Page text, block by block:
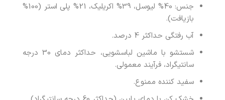
جنس: 40% لیوسل، 39% اکریلیک، 21% پلی استر (100%
بازیافت).
آب رفتگی حداکثر 4 درصد.
شستشو با ماشین لباسشویی، حداکثر دمای 30 درجه
سانتیگراد، فرآیند معمولی.
سفید کننده ممنوع.